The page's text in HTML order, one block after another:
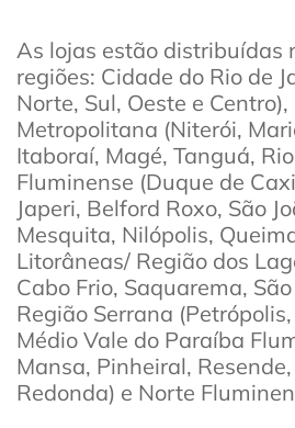
As lojas estão distribuídas
regiões: Cidade do Rio de
Norte, Sul, Oeste e
Metropolitana (Niterói,
Itaboraí, Magé, Tanguá,
Fluminense (Duque de
Japeri, Belford Roxo, São
Mesquita, Nilópolis,
Litorâneas/ Região dos
Cabo Frio, Saquarema,
Região Serrana
Médio Vale do Paraíba
Mansa, Pinheiral,
Redonda) e Norte